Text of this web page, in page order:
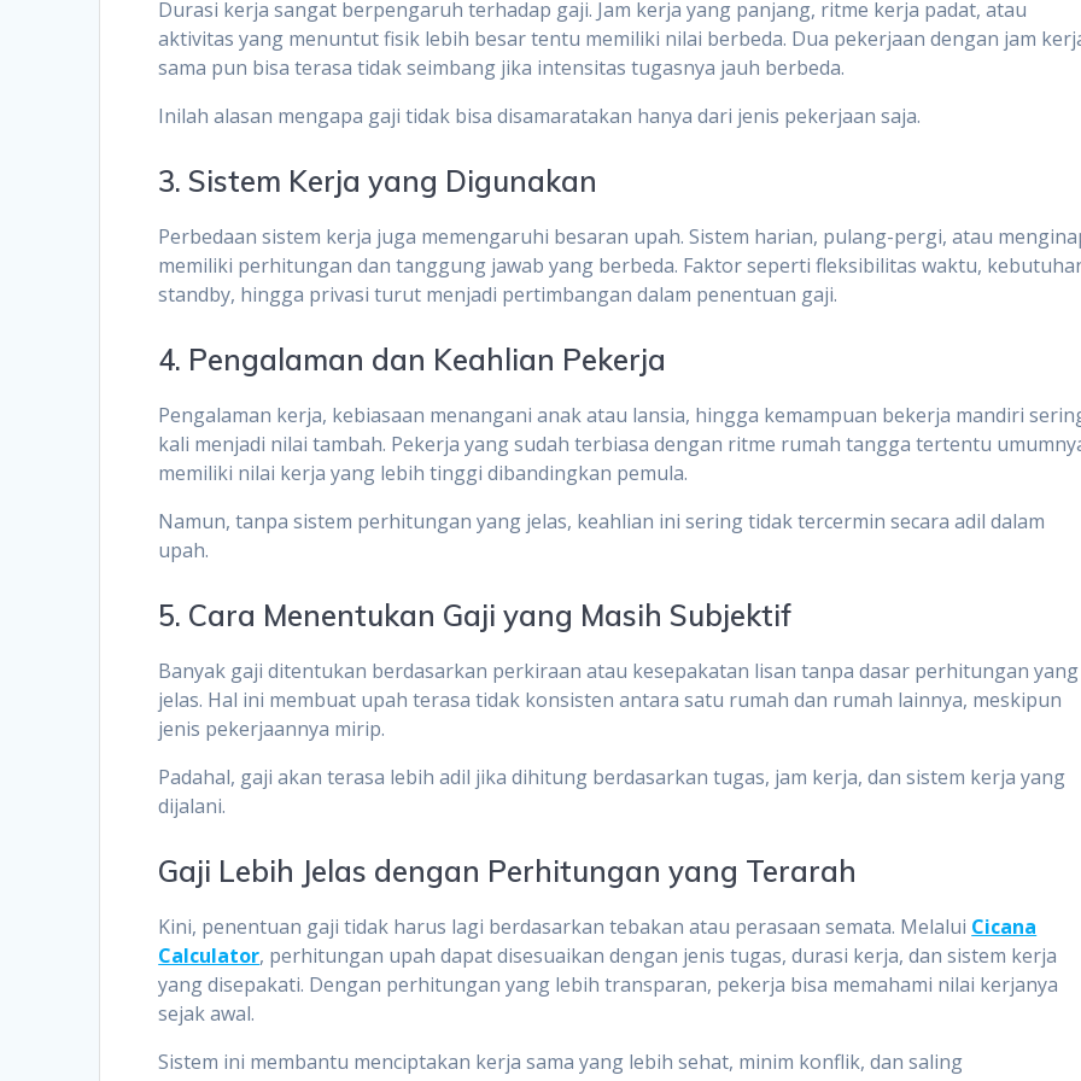
Durasi kerja sangat berpengaruh terhadap gaji. Jam kerja yang panjang, ritme kerja padat, atau
aktivitas yang menuntut fisik lebih besar tentu memiliki nilai berbeda. Dua pekerjaan dengan jam
sama pun bisa terasa tidak seimbang jika intensitas tugasnya jauh berbeda.
Inilah alasan mengapa gaji tidak bisa disamaratakan hanya dari jenis pekerjaan saja.
3. Sistem Kerja yang Digunakan
Perbedaan sistem kerja juga memengaruhi besaran upah. Sistem harian, pulang-pergi, atau
memiliki perhitungan dan tanggung jawab yang berbeda. Faktor seperti fleksibilitas waktu,
standby, hingga privasi turut menjadi pertimbangan dalam penentuan gaji.
4. Pengalaman dan Keahlian Pekerja
Pengalaman kerja, kebiasaan menangani anak atau lansia, hingga kemampuan bekerja mandiri
kali menjadi nilai tambah. Pekerja yang sudah terbiasa dengan ritme rumah tangga tertentu
memiliki nilai kerja yang lebih tinggi dibandingkan pemula.
Namun, tanpa sistem perhitungan yang jelas, keahlian ini sering tidak tercermin secara adil dalam
upah.
5. Cara Menentukan Gaji yang Masih Subjektif
Banyak gaji ditentukan berdasarkan perkiraan atau kesepakatan lisan tanpa dasar perhitungan yang
jelas. Hal ini membuat upah terasa tidak konsisten antara satu rumah dan rumah lainnya, meskipun
jenis pekerjaannya mirip.
Padahal, gaji akan terasa lebih adil jika dihitung berdasarkan tugas, jam kerja, dan sistem kerja yang
dijalani.
Gaji Lebih Jelas dengan Perhitungan yang Terarah
Kini, penentuan gaji tidak harus lagi berdasarkan tebakan atau perasaan semata. Melalui Cicana
Calculator, perhitungan upah dapat disesuaikan dengan jenis tugas, durasi kerja, dan sistem kerja
yang disepakati. Dengan perhitungan yang lebih transparan, pekerja bisa memahami nilai kerjanya
sejak awal.
Sistem ini membantu menciptakan kerja sama yang lebih sehat, minim konflik, dan saling